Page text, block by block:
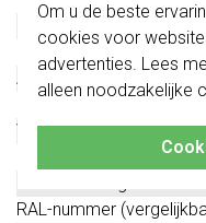
Om u de beste
cookies voor
advertenties. Lees
alleen noodzakelijke
Aantal contactdozen
Verlichting geïntegreerd
RAL-nummer
schakelwippen zijn
niette combineren
van vóór augustus
Klik hiervoor meer